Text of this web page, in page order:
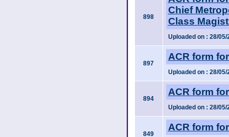
898
Chief
Class
Uploaded on : 28/05/
897
ACR form
Uploaded on : 28/05/
894
ACR form
Uploaded on : 28/05/
849
ACR form